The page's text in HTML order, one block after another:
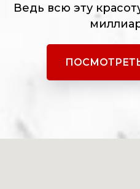
Ведь всю эту